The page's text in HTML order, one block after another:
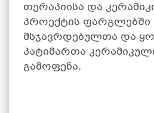
თერაპიისა და
პროექტის ფარგლებში
მსჯავრდებულთა და
პატიმართა
გამოფენა.